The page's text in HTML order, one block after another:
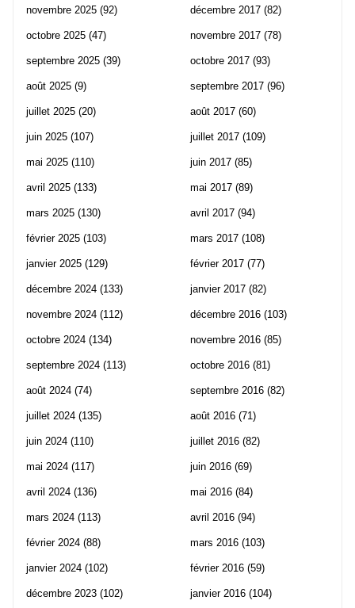
novembre 2025 (92)
octobre 2025 (47)
septembre 2025 (39)
août 2025 (9)
juillet 2025 (20)
juin 2025 (107)
mai 2025 (110)
avril 2025 (133)
mars 2025 (130)
février 2025 (103)
janvier 2025 (129)
décembre 2024 (133)
novembre 2024 (112)
octobre 2024 (134)
septembre 2024 (113)
août 2024 (74)
juillet 2024 (135)
juin 2024 (110)
mai 2024 (117)
avril 2024 (136)
mars 2024 (113)
février 2024 (88)
janvier 2024 (102)
décembre 2023 (102)
décembre 2017 (82)
novembre 2017 (78)
octobre 2017 (93)
septembre 2017 (96)
août 2017 (60)
juillet 2017 (109)
juin 2017 (85)
mai 2017 (89)
avril 2017 (94)
mars 2017 (108)
février 2017 (77)
janvier 2017 (82)
décembre 2016 (103)
novembre 2016 (85)
octobre 2016 (81)
septembre 2016 (82)
août 2016 (71)
juillet 2016 (82)
juin 2016 (69)
mai 2016 (84)
avril 2016 (94)
mars 2016 (103)
février 2016 (59)
janvier 2016 (104)